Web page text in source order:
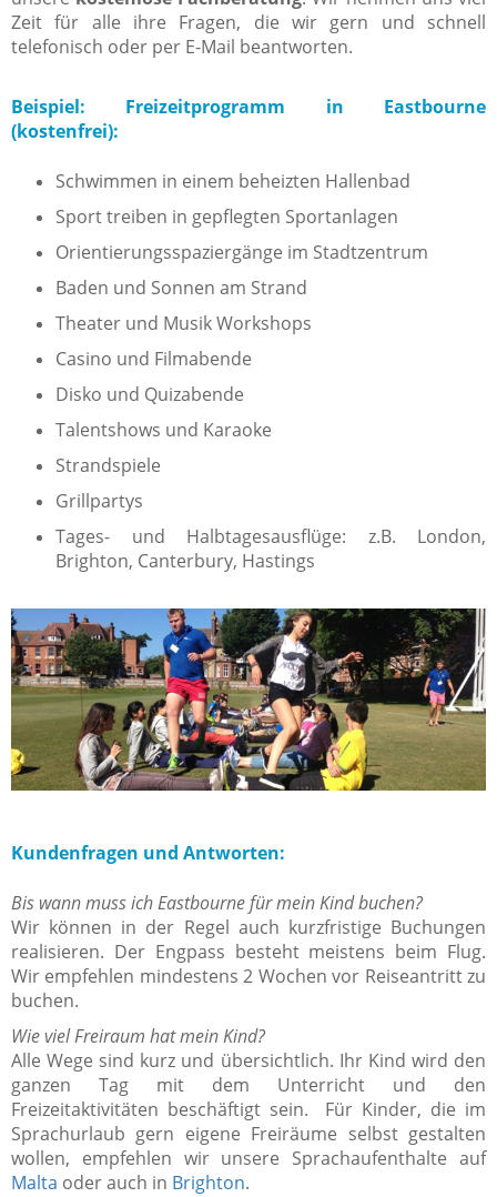
Zeit für alle ihre Fragen, die wir gern und schnell
telefonisch oder per E-Mail beantworten.
Beispiel: Freizeitprogramm in Eastbourne
(kostenfrei):
Schwimmen in einem beheizten Hallenbad
Sport treiben in gepflegten Sportanlagen
Orientierungsspaziergänge im Stadtzentrum
Baden und Sonnen am Strand
Theater und Musik Workshops
Casino und Filmabende
Disko und Quizabende
Talentshows und Karaoke
Strandspiele
Grillpartys
Tages- und Halbtagesausflüge: z.B. London,
Brighton, Canterbury, Hastings
Kundenfragen und Antworten:
Bis wann muss ich Eastbourne für mein Kind buchen?
Wir können in der Regel auch kurzfristige Buchungen
realisieren. Der Engpass besteht meistens beim Flug.
Wir empfehlen mindestens 2 Wochen vor Reiseantritt zu
buchen.
Wie viel Freiraum hat mein Kind?
Alle Wege sind kurz und übersichtlich. Ihr Kind wird den
ganzen Tag mit dem Unterricht und den
Freizeitaktivitäten beschäftigt sein. Für Kinder, die im
Sprachurlaub gern eigene Freiräume selbst gestalten
wollen, empfehlen wir unsere Sprachaufenthalte auf
Malta oder auch in Brighton.